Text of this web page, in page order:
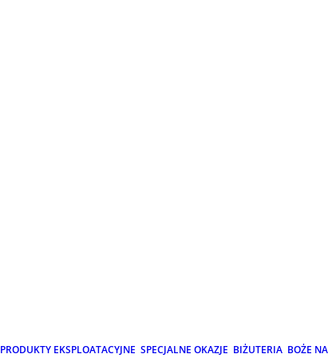
PRODUKTY EKSPLOATACYJNE SPECJALNE OKAZJE BIŻUTERIA BOŻE